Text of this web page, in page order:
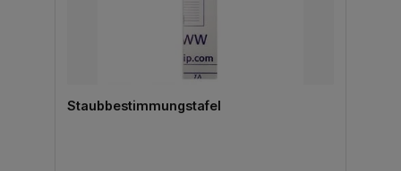
Staubbestimmungstafel